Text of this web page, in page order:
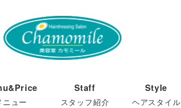
ニュー
Staff
スタッフ紹介
Style
ヘアスタイル